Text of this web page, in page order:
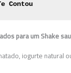
Contou
para um Shake
iogurte natural